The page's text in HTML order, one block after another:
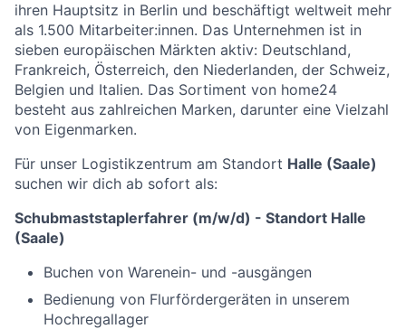
ihren Hauptsitz in Berlin und beschäftigt weltweit mehr
als 1.500 Mitarbeiter:innen. Das Unternehmen ist in
sieben europäischen Märkten aktiv: Deutschland,
Frankreich, Österreich, den Niederlanden, der Schweiz,
Belgien und Italien. Das Sortiment von home24
besteht aus zahlreichen Marken, darunter eine Vielzahl
von Eigenmarken.
Für unser Logistikzentrum am Standort Halle (Saale)
suchen wir dich ab sofort als:
Schubmaststaplerfahrer (m/w/d) - Standort Halle
(Saale)
Buchen von Warenein- und -ausgängen
Bedienung von Flurfördergeräten in unserem
Hochregallager